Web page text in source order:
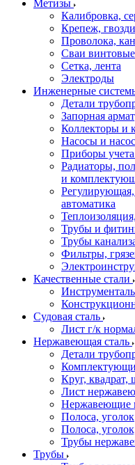
Метизы
Калибровка,
Крепеж,
Проволока,
Сваи винтовые
Сетка, лента
Электроды
Инженерные
Детали
Запорная
Коллекторы и
Насосы и
Приборы
Радиаторы,
и
Регулирующая,
автоматика
Трубы и
Трубы
Фильтры,
Качественные стали
Судовая сталь
Лист г/к
Нержавеющая сталь
Детали
Круг, квадрат,
Лист
Нержавеющие
Полоса, уголок
Полоса,
Трубы
Трубы